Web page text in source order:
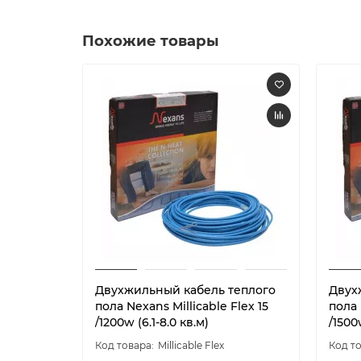
Похожие товары
Двухжильный кабель теплого
пола Nexans Millicable Flex 15
/1200w (6.1-8.0 кв.м)
Millicable Flex
пола
/